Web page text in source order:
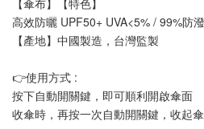
高效防曬 UPF50+ UVA<5% / 99%防
【產地】中國製造，台灣監製
👉使用方式 :
按下自動開關鍵，即可順利開啟傘面
收傘時，再按一次自動開關鍵，收起